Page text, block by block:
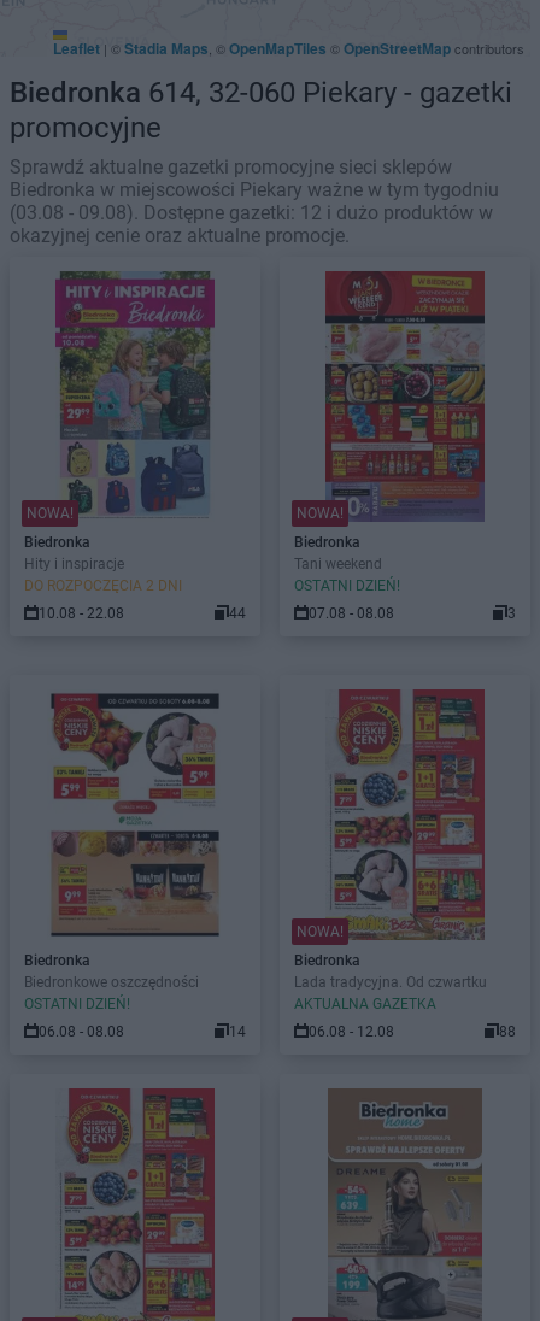
Leaflet | ©Stadia Maps , ©OpenMapTiles ©OpenStreetMapcontributors
Biedronka 614, 32-060 Piekary - gazetki
promocyjne
Sprawdź aktualne gazetki promocyjne sieci sklepów
Biedronka w miejscowości Piekary ważne w tym tygodniu
(03.08 - 09.08). Dostępne gazetki: 12 i dużo produktów w
okazyjnej cenie oraz aktualne promocje.
NOWA!
Biedronka
Hity i inspiracje
DO ROZPOCZĘCIA 2 DNI
10.08 - 22.08
44
NOWA!
Biedronka
Tani weekend
OSTATNI DZIEŃ!
07.08 - 08.08
3
Biedronka
Biedronkowe oszczędności
OSTATNI DZIEŃ!
06.08 - 08.08
14
NOWA!
Biedronka
Lada tradycyjna. Od czwartku
AKTUALNA GAZETKA
06.08 - 12.08
88